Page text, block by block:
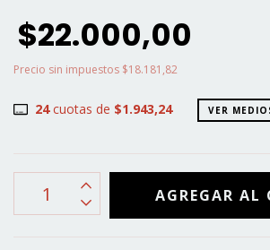
$22.000,00
Precio sin impuestos $18.181,82
24cuotas de $1.943,24 VER